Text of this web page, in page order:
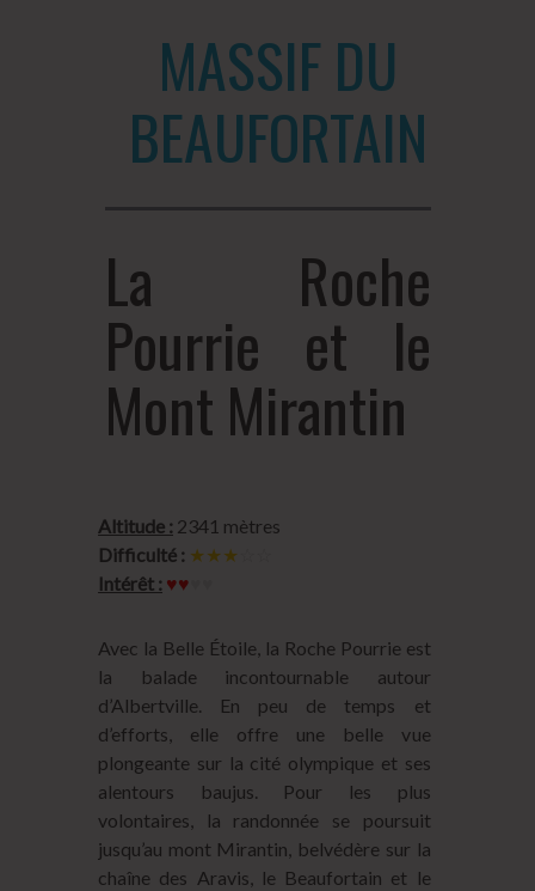
MASSIF DU
BEAUFORTAIN
La Roche
Pourrie et le
Mont Mirantin
Altitude : 2341 mètres
Difficulté : ★★★
Intérêt : ♥♥
Avec la Belle Étoile, la Roche Pourrie est
la balade incontournable autour
d’Albertville. En peu de temps et
d’efforts, elle offre une belle vue
plongeante sur la cité olympique et ses
alentours baujus. Pour les plus
volontaires, la randonnée se poursuit
jusqu’au mont Mirantin, belvédère sur la
chaîne des Aravis, le Beaufortain et le